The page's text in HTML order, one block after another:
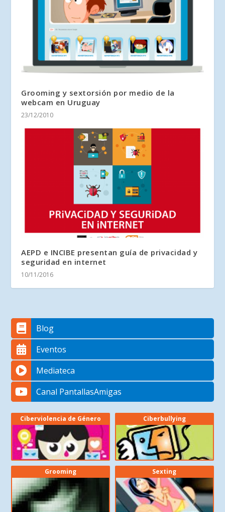
Grooming y sextorsión por medio de la
webcam en Uruguay
23/12/2010
AEPD e INCIBE presentan guía de privacidad y
seguridad en internet
10/11/2016
Blog
Eventos
Mediateca
Canal PantallasAmigas
Ciberviolencia de Género Ciberbullying
Grooming Sexting